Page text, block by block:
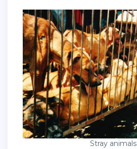
Stray animals